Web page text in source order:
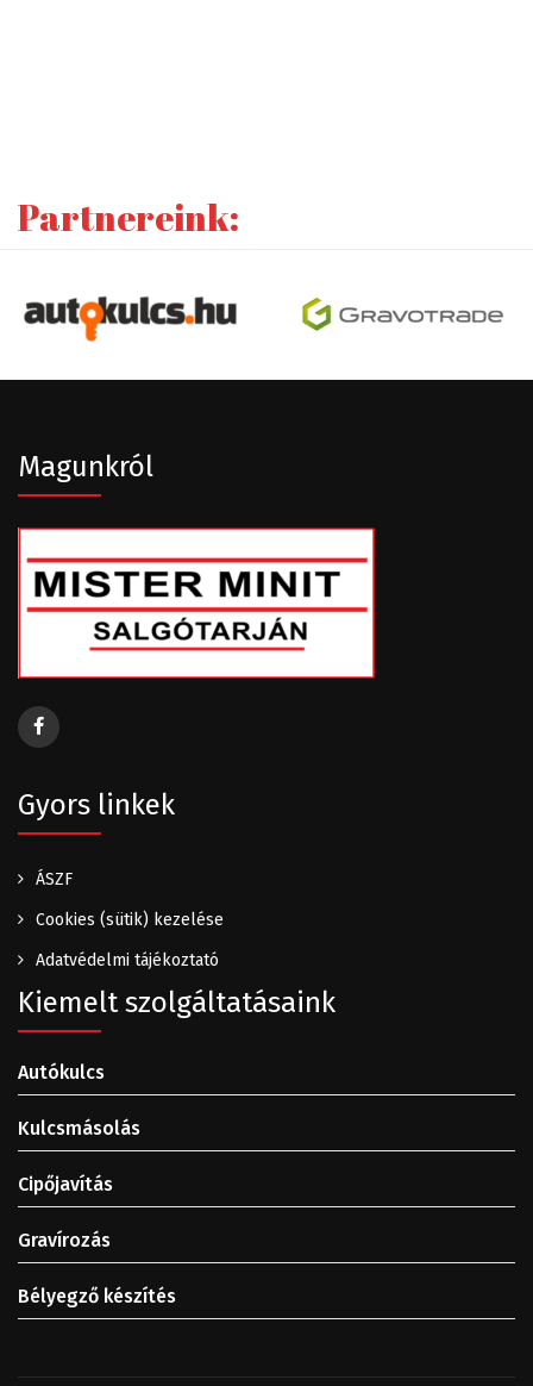
Partnereink:
Magunkról
Gyors linkek
ÁSZF
Cookies (sütik) kezelése
Adatvédelmi tájékoztató
Kiemelt szolgáltatásaink
Autókulcs
Kulcsmásolás
Cipőjavítás
Gravírozás
Bélyegző készítés